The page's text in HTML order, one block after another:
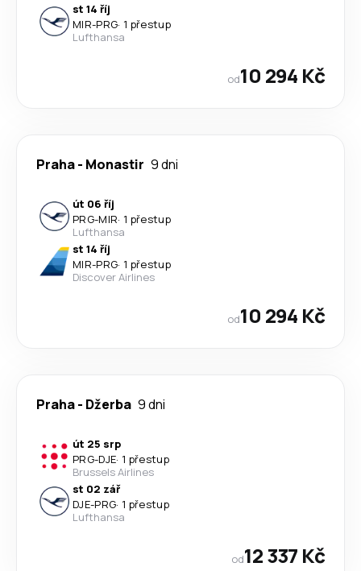
st 14 říj
MIR-PRG· 1 přestup
Lufthansa
od10 294 Kč
Praha- Monastir 9 dni
út 06 říj
PRG-MIR· 1 přestup
Lufthansa
st 14 říj
MIR-PRG· 1 přestup
Discover Airlines
od10 294 Kč
Praha- Džerba 9 dni
út 25 srp
PRG-DJE· 1 přestup
Brussels Airlines
st 02 zář
DJE-PRG· 1 přestup
Lufthansa
od12 337 Kč